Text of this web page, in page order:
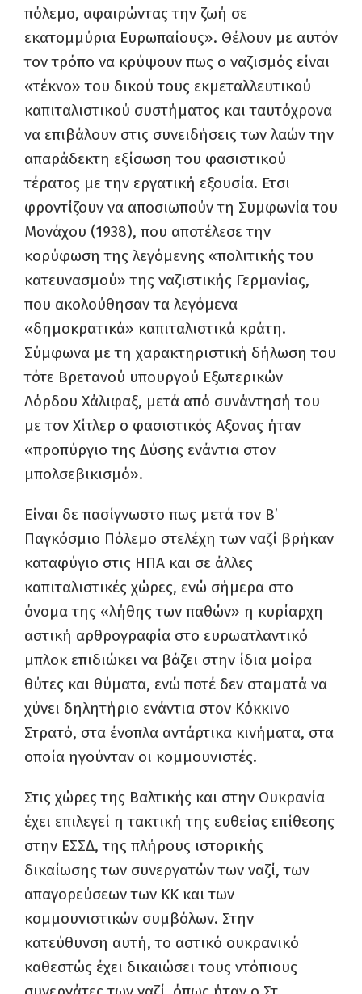
πόλεμο, αφαιρώντας την ζωή σε
εκατομμύρια Ευρωπαίους». Θέλουν με αυτόν
τον τρόπο να κρύψουν πως ο ναζισμός είναι
«τέκνο» του δικού τους εκμεταλλευτικού
καπιταλιστικού συστήματος και ταυτόχρονα
να επιβάλουν στις συνειδήσεις των λαών την
απαράδεκτη εξίσωση του φασιστικού
τέρατος με την εργατική εξουσία. Ετσι
φροντίζουν να αποσιωπούν τη Συμφωνία του
Μονάχου (1938), που αποτέλεσε την
κορύφωση της λεγόμενης «πολιτικής του
κατευνασμού» της ναζιστικής Γερμανίας,
που ακολούθησαν τα λεγόμενα
«δημοκρατικά» καπιταλιστικά κράτη.
Σύμφωνα με τη χαρακτηριστική δήλωση του
τότε Βρετανού υπουργού Εξωτερικών
Λόρδου Χάλιφαξ, μετά από συνάντησή του
με τον Χίτλερ ο φασιστικός Αξονας ήταν
«προπύργιο της Δύσης ενάντια στον
μπολσεβικισμό».
Είναι δε πασίγνωστο πως μετά τον Β’
Παγκόσμιο Πόλεμο στελέχη των ναζί βρήκαν
καταφύγιο στις ΗΠΑ και σε άλλες
καπιταλιστικές χώρες, ενώ σήμερα στο
όνομα της «λήθης των παθών» η κυρίαρχη
αστική αρθρογραφία στο ευρωατλαντικό
μπλοκ επιδιώκει να βάζει στην ίδια μοίρα
θύτες και θύματα, ενώ ποτέ δεν σταματά να
χύνει δηλητήριο ενάντια στον Κόκκινο
Στρατό, στα ένοπλα αντάρτικα κινήματα, στα
οποία ηγούνταν οι κομμουνιστές.
Στις χώρες της Βαλτικής και στην Ουκρανία
έχει επιλεγεί η τακτική της ευθείας επίθεσης
στην ΕΣΣΔ, της πλήρους ιστορικής
δικαίωσης των συνεργατών των ναζί, των
απαγορεύσεων των ΚΚ και των
κομμουνιστικών συμβόλων. Στην
κατεύθυνση αυτή, το αστικό ουκρανικό
καθεστώς έχει δικαιώσει τους ντόπιους